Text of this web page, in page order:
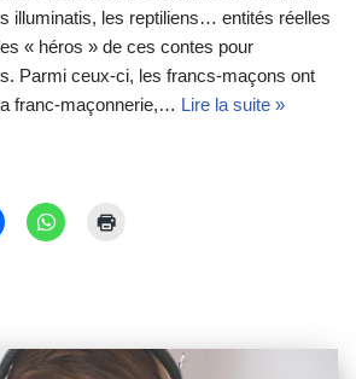
illuminatis, les reptiliens… entités réelles
« héros » de ces contes pour
Parmi ceux-ci, les francs-maçons ont
franc-maçonnerie,… Lire la suite »